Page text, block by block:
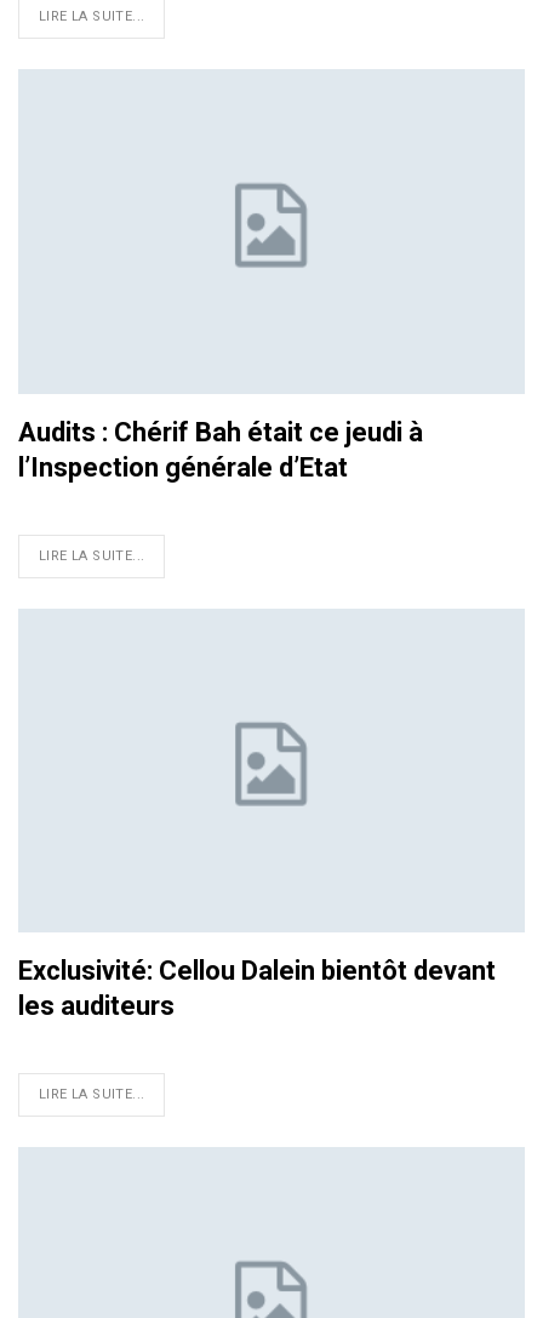
LIRE LA SUITE...
Audits : Chérif Bah était ce jeudi à
l’Inspection générale d’Etat
LIRE LA SUITE...
Exclusivité: Cellou Dalein bientôt devant
les auditeurs
LIRE LA SUITE...